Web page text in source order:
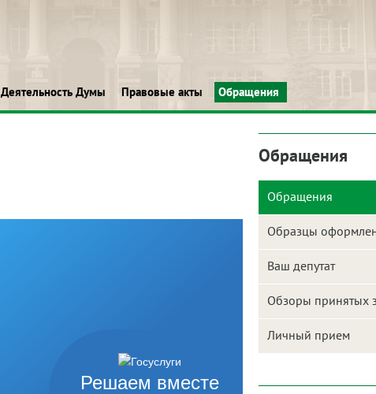
Деятельность Думы Правовые акты Обращения
Решаем вместе
Обращения
Обращения
Образцы
Ваш депутат
Обзоры принятых
Личный прием